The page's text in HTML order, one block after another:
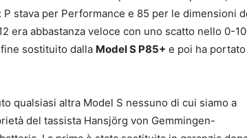
stava per Performance e 85 per le dimensioni
era abbastanza veloce con uno scatto nello 0-
sostituito dalla Model S P85+ e poi ha portato
qualsiasi altra Model S nessuno di cui siamo a
del tassista Hansjörg von Gemmingen-